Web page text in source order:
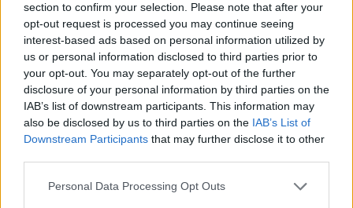
section to confirm your selection. Please note that after your
opt-out request is processed you may continue seeing
interest-based ads based on personal information utilized by
us or personal information disclosed to third parties prior to
your opt-out. You may separately opt-out of the further
disclosure of your personal information by third parties on the
IAB’s list of downstream participants. This information may
also be disclosed by us to third parties on the IAB’s List of
Downstream Participants that may further disclose it to other
Please note that this website/app uses one or more Google
Personal Data Processing Opt Outs
Κόσμος|22.06.2022 16:00
Βόμβα: Έρευνα σε βάρος της ελληνικής
καταγωγής υφυπουργού του Μακρόν,
μετά από μηνύσεις για βιασμό
Οι πράξεις οι οποίες της προσάπτονται
διαπράχθηκαν στο πλαίσιο της άσκησης του
επαγγέλματός της ως γυναικολόγου